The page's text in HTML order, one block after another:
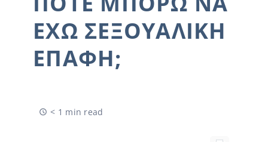
ΈΧΩ ΣΕΞΟΥΑΛΙΚΉ
ΕΠΑΦΉ;
< 1 min read